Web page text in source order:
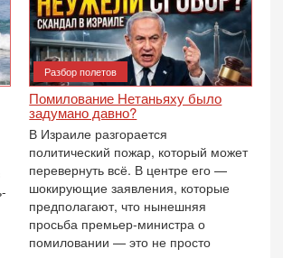
Разбор полетов
Помилование Нетаньяху было
задумано давно?
В Израиле разгорается
политический пожар, который может
перевернуть всё. В центре его —
шокирующие заявления, которые
предполагают, что нынешняя
просьба премьер-министра о
помиловании — это не просто